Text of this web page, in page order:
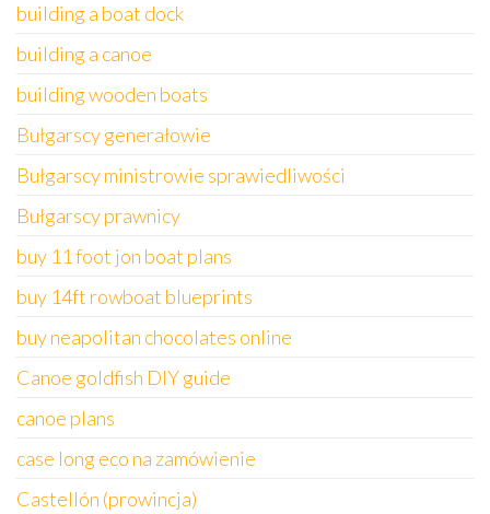
building a boat dock
building a canoe
building wooden boats
Bułgarscy generałowie
Bułgarscy ministrowie sprawiedliwości
Bułgarscy prawnicy
buy 11 foot jon boat plans
buy 14ft rowboat blueprints
buy neapolitan chocolates online
Canoe goldfish DIY guide
canoe plans
case long eco na zamówienie
Castellón (prowincja)